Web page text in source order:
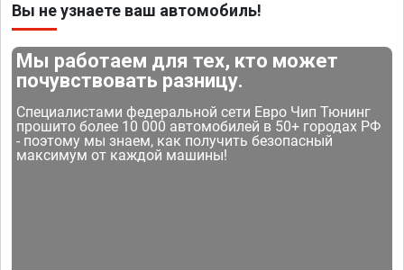
Вы не узнаете ваш автомобиль!
Мы работаем для тех, кто может
почувствовать разницу.
Специалистами федеральной сети Евро Чип Тюнинг
прошито более 10 000 автомобилей в 50+ городах РФ
- поэтому мы знаем, как получить безопасный
максимум от каждой машины!